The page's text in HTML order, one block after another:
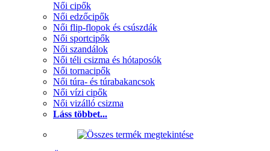
Női cipők
Női edzőcipők
Női flip-flopok és csúszdák
Női sportcipők
Női szandálok
Női téli csizma és hótaposók
Női tornacipők
Női túra- és túrabakancsok
Női vízi cipők
Női vizálló csizma
Láss többet...